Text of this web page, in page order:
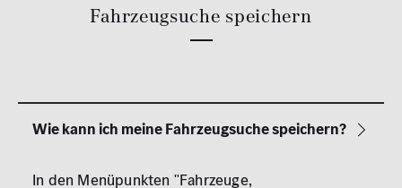
Fahrzeugsuche speichern
In den Menüpunkten "Fahrzeuge,